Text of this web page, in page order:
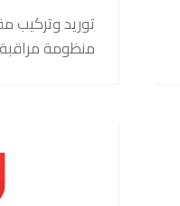
توريد
منظومة